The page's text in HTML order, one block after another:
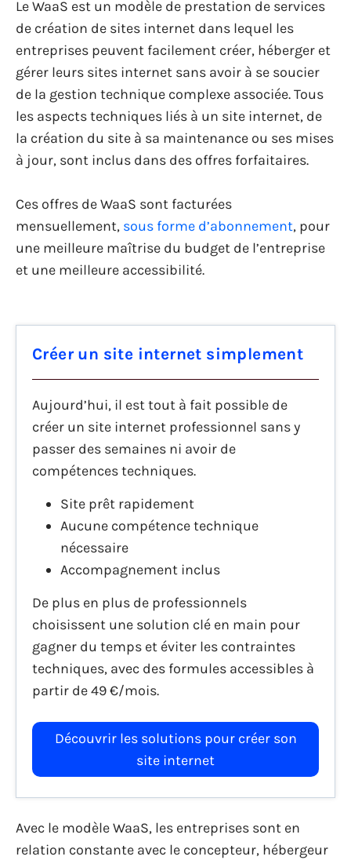
Le WaaS est un modèle de prestation de services
de création de sites internet dans lequel les
entreprises peuvent facilement créer, héberger et
gérer leurs sites internet sans avoir à se soucier
de la gestion technique complexe associée. Tous
les aspects techniques liés à un site internet, de
la création du site à sa maintenance ou ses mises
à jour, sont inclus dans des offres forfaitaires.
Ces offres de WaaS sont facturées
mensuellement, sous forme d’abonnement, pour
une meilleure maîtrise du budget de l’entreprise
et une meilleure accessibilité.
Créer un site internet simplement
Aujourd’hui, il est tout à fait possible de
créer un site internet professionnel sans y
passer des semaines ni avoir de
compétences techniques.
Site prêt rapidement
Aucune compétence technique
nécessaire
Accompagnement inclus
De plus en plus de professionnels
choisissent une solution clé en main pour
gagner du temps et éviter les contraintes
techniques, avec des formules accessibles à
partir de 49 €/mois.
Découvrir les solutions pour créer son
site internet
Avec le modèle WaaS, les entreprises sont en
relation constante avec le concepteur, hébergeur